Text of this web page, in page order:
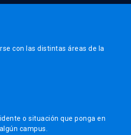
con las distintas áreas de la
o situación que ponga en
campus.